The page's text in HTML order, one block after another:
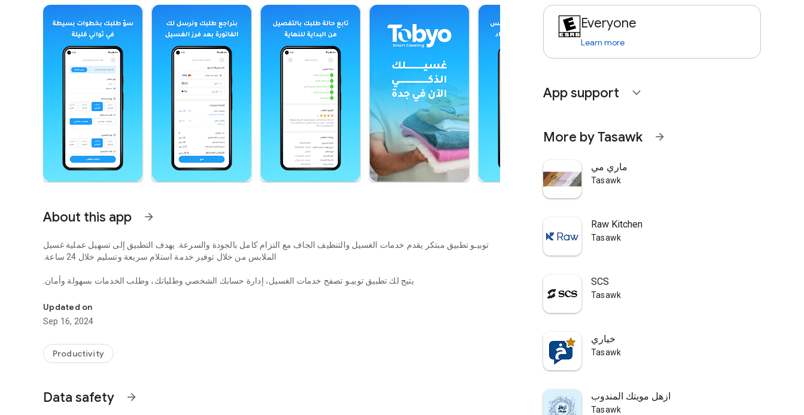
About this app arrow_forward
توبيـو تطبيق مبتكر يقدم خدمات الغسيل والتنظيف الجاف مع التزام كامل بالجودة والسرعة. يهدف التطبيق إلى تسهيل عملية غسيل
الملابس من خلال توفير خدمة استلام سريعة وتسليم خلال 24 ساعة.
يتيح لك تطبيق توبيـو تصفح خدمات الغسيل، إدارة حسابك الشخصي وطلباتك، وطلب الخدمات بسهولة وأمان.
Updated on
Sep 16, 2024
Productivity
Data safety arrow_forward
Everyone
Learn more
App support expand_more
More by Tasawk arrow_forward
ماري مي
Tasawk
Raw Kitchen
Tasawk
SCS
Tasawk
خياري
Tasawk
ازهل مويتك المندوب
Tasawk